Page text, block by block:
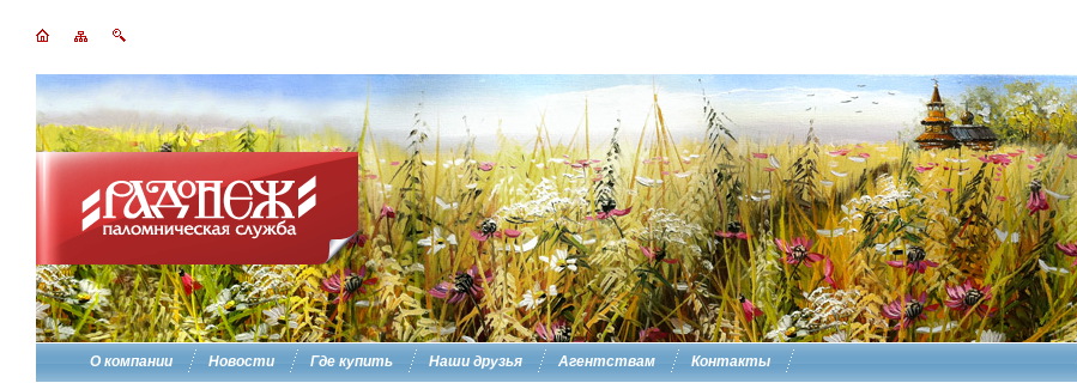
О компании Новости Где купить Наши друзья Агентствам Контакты